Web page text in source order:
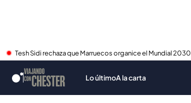
Tesh Sidi rechaza que Marruecos organice el Mundial 2030
Lo últimoA la carta